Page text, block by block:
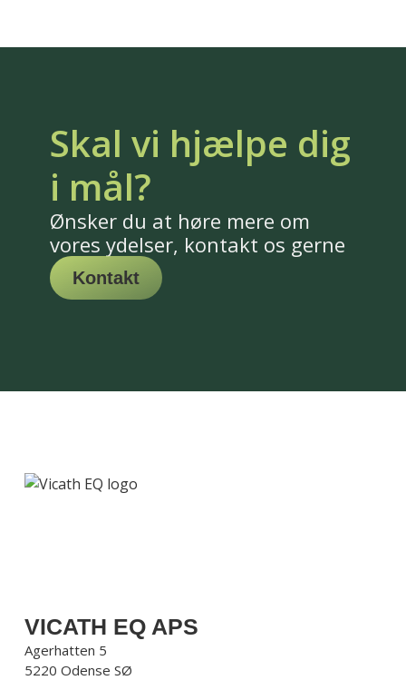
Skal vi hjælpe dig
i mål?
Ønsker du at høre mere om
vores ydelser, kontakt os gerne
Kontakt
VICATH EQ APS
Agerhatten 5
5220 Odense SØ